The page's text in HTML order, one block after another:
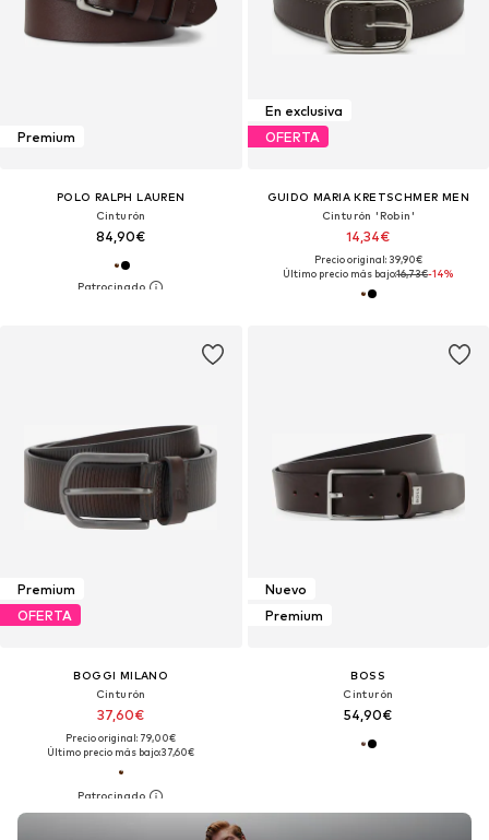
Premium
POLO RALPH LAUREN
Cinturón
84,90€
En exclusiva
OFERTA
GUIDO MARIA KRETSCHMER MEN
Cinturón 'Robin'
14,34€
Precio original: 39,90€
Último precio más bajo:16,73€-14%
Premium
OFERTA
BOGGI MILANO
Cinturón
37,60€
Precio original: 79,00€
Último precio más bajo:37,60€
Nuevo
Premium
BOSS
Cinturón
54,90€